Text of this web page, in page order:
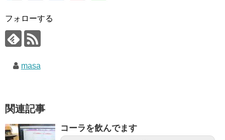
フォローする
masa
関連記事
コーラを飲んでます